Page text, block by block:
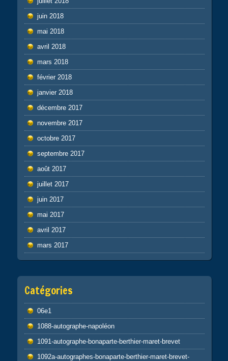
juin 2018
mai 2018
avril 2018
mars 2018
février 2018
janvier 2018
décembre 2017
novembre 2017
octobre 2017
septembre 2017
août 2017
juillet 2017
juin 2017
mai 2017
avril 2017
mars 2017
Catégories
06e1
1088-autographe-napoléon
1091-autographe-bonaparte-berthier-maret-brevet
1092a-autographes-bonaparte-berthier-maret-brevet-